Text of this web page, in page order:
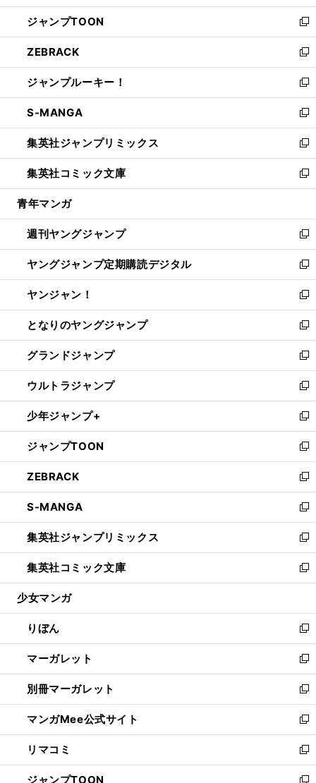
開
く
ウ
で
開
く
ン
ド
ウ
で
開
く
ウ
ィ
ン
ド
ウ
で
開
く
し
い
ウ
ィ
ン
ド
ウ
で
開
く
ジャンプTOON
新
し
い
ウ
ィ
ン
ド
ウ
で
開
く
ZEBRACK
新
し
い
ウ
ィ
ン
ド
ウ
で
開
ジャンプルーキー！
新
し
い
ウ
ィ
ン
ド
ウ
開
く
S-MANGA
新
し
い
ウ
ィ
ン
ウ
で
開
く
集英社ジャンプリミックス
新
し
い
ウ
ン
ド
ウ
で
開
く
集英社コミック文庫
新
し
ウ
ィ
ン
ド
ウ
で
開
く
青年マンガ
週刊ヤングジャンプ
新
し
い
ウ
ィ
ン
ド
ウ
で
開
く
ヤングジャンプ定期購読デジタル
新
し
い
ウ
ィ
ン
ド
ウ
で
開
く
ヤンジャン！
新
し
い
ウ
ィ
ン
ド
ウ
で
開
く
となりのヤングジャンプ
新
し
い
ウ
ィ
ン
ド
ウ
で
開
く
グランドジャンプ
新
し
い
ウ
ィ
ン
ド
ウ
で
開
く
ウルトラジャンプ
新
し
い
ウ
ィ
ン
ド
ウ
で
開
く
少年ジャンプ+
新
し
い
ウ
ィ
ン
ド
ウ
で
開
く
ジャンプTOON
新
し
い
ウ
ィ
ン
ド
ウ
で
開
ZEBRACK
新
し
い
ウ
ィ
ン
ド
ウ
開
く
S-MANGA
新
し
い
ウ
ィ
ン
ウ
で
開
く
集英社ジャンプリミックス
新
し
い
ウ
ン
ド
ウ
で
開
く
集英社コミック文庫
新
し
ウ
ィ
ン
ド
ウ
で
開
く
少女マンガ
りぼん
新
し
い
ウ
ィ
ン
ド
ウ
で
開
く
マーガレット
新
し
い
ウ
ィ
ン
ド
ウ
で
別冊マーガレット
新
し
い
ウ
ィ
ン
マンガMee公式サイト
新
し
い
ウ
リマコミ
新
し
ジャンプTOON